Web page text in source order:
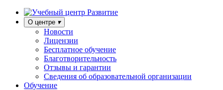
О центре
Новости
Лицензии
Бесплатное обучение
Благотворительность
Отзывы и гарантии
Сведения об образовательной организации
Обучение